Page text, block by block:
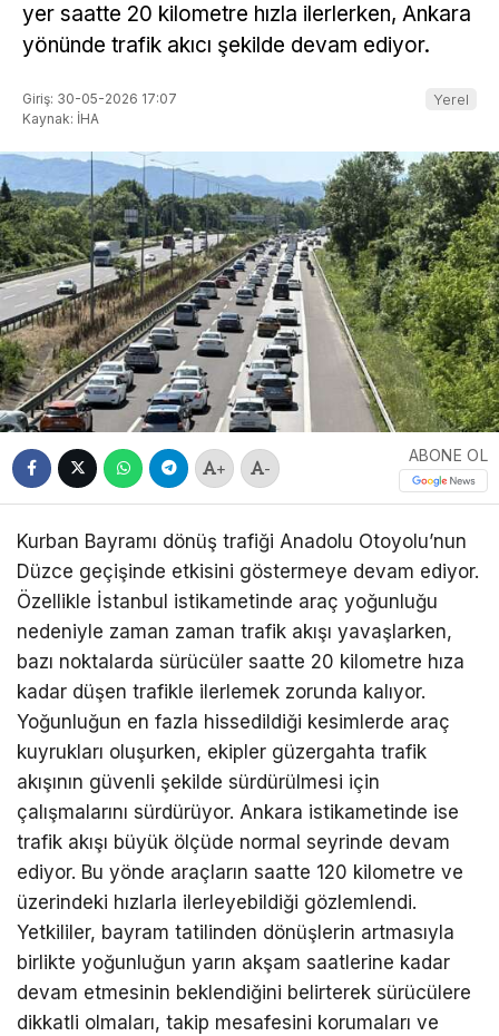
yer saatte 20 kilometre hızla ilerlerken, Ankara
yönünde trafik akıcı şekilde devam ediyor.
Giriş: 30-05-2026 17:07
Kaynak: İHA
Yerel
+ -
ABONE OL
Kurban Bayramı dönüş trafiği Anadolu Otoyolu’nun
Düzce geçişinde etkisini göstermeye devam ediyor.
Özellikle İstanbul istikametinde araç yoğunluğu
nedeniyle zaman zaman trafik akışı yavaşlarken,
bazı noktalarda sürücüler saatte 20 kilometre hıza
kadar düşen trafikle ilerlemek zorunda kalıyor.
Yoğunluğun en fazla hissedildiği kesimlerde araç
kuyrukları oluşurken, ekipler güzergahta trafik
akışının güvenli şekilde sürdürülmesi için
çalışmalarını sürdürüyor. Ankara istikametinde ise
trafik akışı büyük ölçüde normal seyrinde devam
ediyor. Bu yönde araçların saatte 120 kilometre ve
üzerindeki hızlarla ilerleyebildiği gözlemlendi.
Yetkililer, bayram tatilinden dönüşlerin artmasıyla
birlikte yoğunluğun yarın akşam saatlerine kadar
devam etmesinin beklendiğini belirterek sürücülere
dikkatli olmaları, takip mesafesini korumaları ve